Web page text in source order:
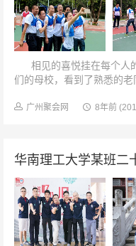
相见的喜悦挂在每个人
们的母校，看到了熟悉的
广州聚会网 8年前
华南理工大学某班二